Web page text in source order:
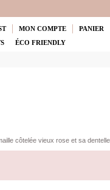
MON COMPTE
PANIER
ÉCO FRIENDLY
côtelée vieux rose et sa dentelle